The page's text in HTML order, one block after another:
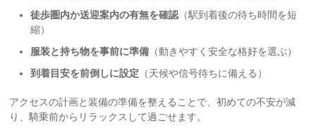
徒歩圏内か送迎案内の有無を確認（駅到着後の待ち時間を短
縮）
服装と持ち物を事前に準備 （動きやすく安全な格好を選ぶ）
到着目安を前倒しに設定 （天候や信号待ちに備える）
アクセスの計画と装備の準備を整えることで、初めての不安が減
り、騎乗前からリラックスして過ごせます。